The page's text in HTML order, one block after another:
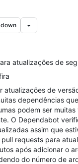
atualizações de
atualizações de
dependências
podem ser
O Dependabot
assim que
requests para
após adicionar o
do número de